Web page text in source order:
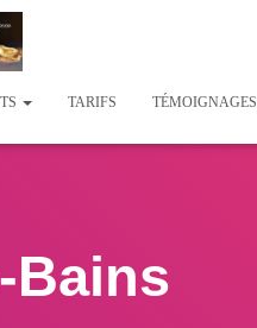
TARIFS TÉMOIGNAGES
Bains